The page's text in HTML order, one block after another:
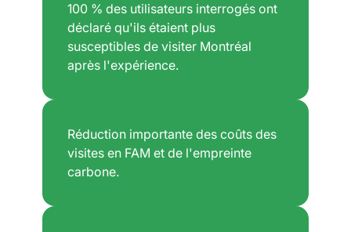
100 % des utilisateurs interrogés ont
déclaré qu'ils étaient plus
susceptibles de visiter Montréal
après l'expérience.
Réduction importante des coûts des
visites en FAM et de l'empreinte
carbone.